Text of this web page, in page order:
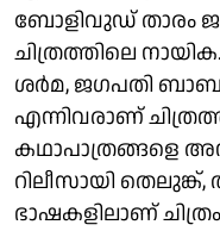
ബോളിവുഡ് താരം
ചിത്രത്തിലെ
ശർമ, ജഗപതി
എന്നിവരാണ്
കഥാപാത്രങ്ങളെ
റിലീസായി തെലുങ്ക്,
ഭാഷകളിലാണ്